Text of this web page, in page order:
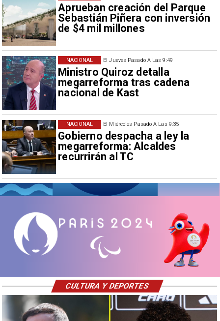
Aprueban creación del Parque
Sebastián Piñera con inversión
de $4 mil millones
El Jueves Pasado A Las 9:49
Ministro Quiroz detalla
megarreforma tras cadena
nacional de Kast
NACIONAL
El Miércoles Pasado A Las 9:35
Gobierno despacha a ley la
megarreforma: Alcaldes
recurrirán al TC
NACIONAL
CULTURA Y DEPORTES